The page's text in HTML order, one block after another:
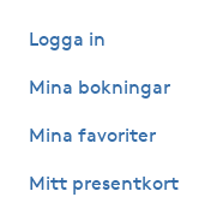
Kiropraktik
Klangmassage
Klippning
Logga in
Mina bokningar
Mina favoriter
Mitt presentkort